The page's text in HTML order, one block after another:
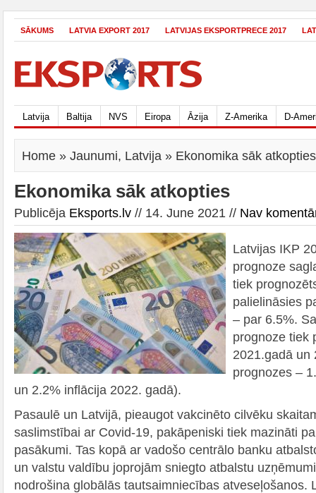
SĀKUMS LATVIA EXPORT 2017 LATVIJAS EKSPORTPRECE 2017
Latvija Baltija NVS Eiropa Āzija Z-Amerika D-
Home » Jaunumi, Latvija » Ekonomika sāk atkopties
Ekonomika sāk atkopties
Publicēja Eksports.lv // 14. June 2021 // Nav
Latvijas IKP
prognoze
tiek
palielināsies
– par 6.5%.
prognoze tiek
2021.gadā un
prognozes –
un 2.2% inflācija 2022. gadā).
Pasaulē un Latvijā, pieaugot vakcinēto cilvēku
saslimstībai ar Covid‑19, pakāpeniski tiek mazināti
pasākumi. Tas kopā ar vadošo centrālo banku
un valstu valdību joprojām sniegto atbalstu
nodrošina globālās tautsaimniecības atveseļošanos.